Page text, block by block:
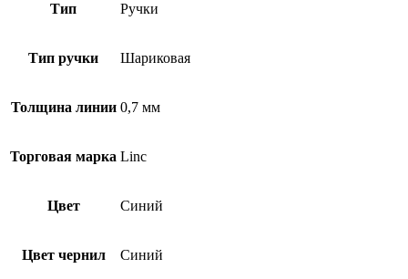
Тип Ручки
Тип ручки Шариковая
Толщина линии 0,7 мм
Торговая марка Linc
Цвет Синий
Цвет чернил Синий